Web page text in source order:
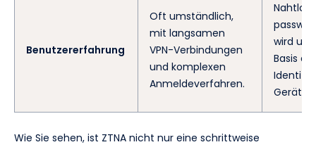
Benutzererfahrung
Oft umständlich,
mit langsamen
VPN-Verbindungen
und komplexen
Anmeldeverfahren.
Nahtlos
wird
Basis
Wie Sie sehen, ist ZTNA nicht nur eine schrittweise